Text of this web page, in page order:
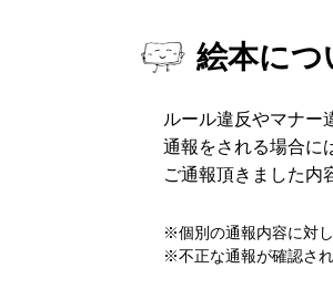
絵本につ
ルール違反やマナー
通報をされる場合に
ご通報頂きました内
※個別の通報内容に対
※不正な通報が確認さ